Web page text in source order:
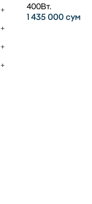
+
+
+
+
400Вт.
1 435 000сум